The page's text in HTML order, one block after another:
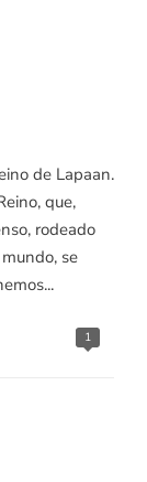
de Lapaan.
que,
rodeado
se
1